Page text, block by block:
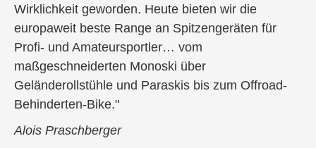
Wirklichkeit geworden. Heute bieten wir die
europaweit beste Range an Spitzengeräten für
Profi- und Amateursportler… vom
maßgeschneiderten Monoski über
Geländerollstühle und Paraskis bis zum Offroad-
Behinderten-Bike."
Alois Praschberger